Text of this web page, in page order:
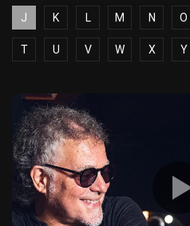
J K L M N O
T U V W X Y